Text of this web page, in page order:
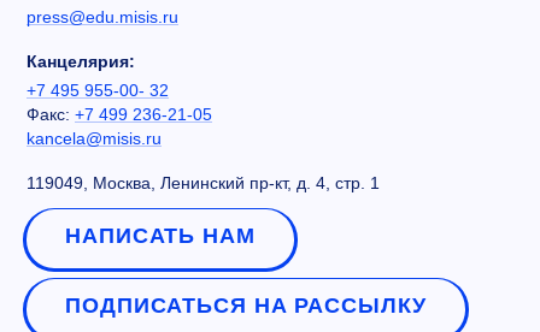
press@edu.misis.ru
Канцелярия:
+7 495 955-00- 32
Факс: +7 499 236-21-05
kancela@misis.ru
119049, Москва, Ленинский пр-кт, д. 4, стр. 1
НАПИСАТЬ НАМ
ПОДПИСАТЬСЯ НА РАССЫЛКУ